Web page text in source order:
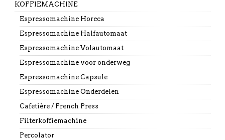
KOFFIEMACHINE
Espressomachine Horeca
Espressomachine Halfautomaat
Espressomachine Volautomaat
Espressomachine voor onderweg
Espressomachine Capsule
Espressomachine Onderdelen
Cafetière / French Press
Filterkoffiemachine
Percolator